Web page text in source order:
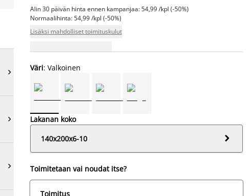



Alin 30 päivän hinta ennen kampanjaa: 54,99 /kpl (-50%)
Normaalihinta: 54,99 /kpl (-50%)
Lisäksi mahdolliset toimituskulut
Väri: Valkoinen
Lakanan koko
140x200x6-10

Toimitetaan vai noudat itse?
Toimitus